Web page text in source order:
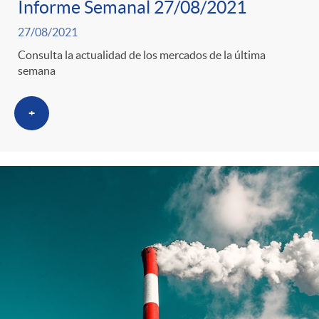
Informe Semanal 27/08/2021
27/08/2021
Consulta la actualidad de los mercados de la última
semana
+